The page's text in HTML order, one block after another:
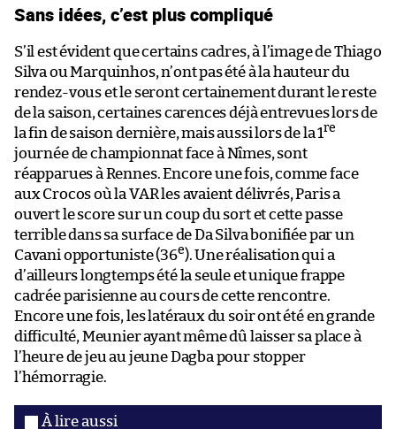
Sans idées, c’est plus compliqué
S’il est évident que certains cadres, à l’image de Thiago
Silva ou Marquinhos, n’ont pas été à la hauteur du
rendez-vous et le seront certainement durant le reste
de la saison, certaines carences déjà entrevues lors de
la fin de saison dernière, mais aussi lors de la 1re
journée de championnat face à Nîmes, sont
réapparues à Rennes. Encore une fois, comme face
aux Crocos où la VAR les avaient délivrés, Paris a
ouvert le score sur un coup du sort et cette passe
terrible dans sa surface de Da Silva bonifiée par un
Cavani opportuniste (36e). Une réalisation qui a
d’ailleurs longtemps été la seule et unique frappe
cadrée parisienne au cours de cette rencontre.
Encore une fois, les latéraux du soir ont été en grande
difficulté, Meunier ayant même dû laisser sa place à
l’heure de jeu au jeune Dagba pour stopper
l’hémorragie.